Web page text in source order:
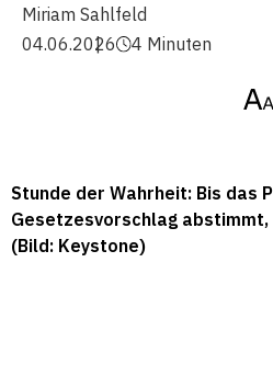
Miriam Sahlfeld
04.06.2026
4 Minuten
Stunde der Wahrheit: Bis das
Gesetzesvorschlag abstimmt,
(Bild: Keystone)